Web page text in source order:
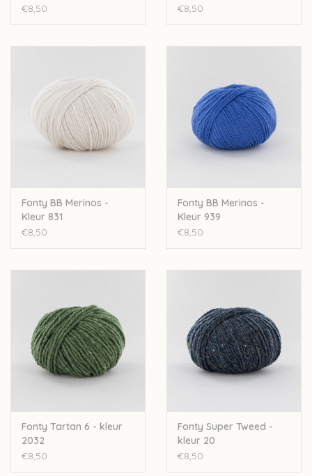
€8,50
€8,50
Fonty BB Merinos -
Kleur 831
€8,50
Fonty BB Merinos -
Kleur 939
€8,50
Fonty Tartan 6 - kleur
2032
€8,50
Fonty Super Tweed -
kleur 20
€8,50